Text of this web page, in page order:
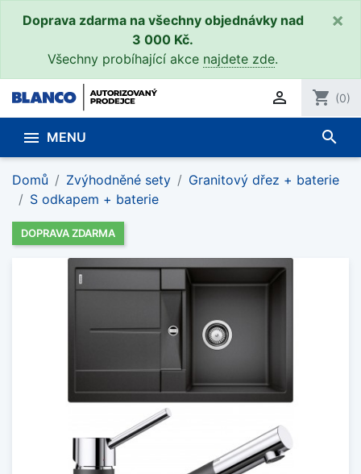
Doprava zdarma na všechny objednávky nad
3 000 Kč.
Všechny probíhající akce najdete zde.
×
 shopping_cart (0)
 MENU search
Domů Zvýhodněné sety
Granitový dřez + baterie
S odkapem + baterie
DOPRAVA ZDARMA